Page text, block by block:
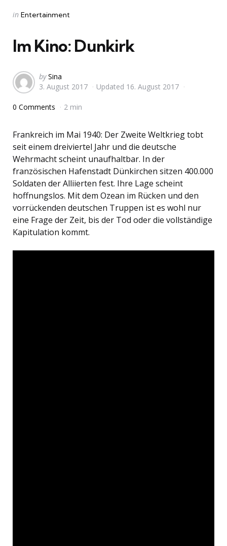
Categories
Posted
in Entertainment
Im Kino: Dunkirk
Posted
by
by Sina
3. August 2017
Updated 16. August 2017
0 Comments 2 min
Frankreich im Mai 1940: Der Zweite Weltkrieg tobt
seit einem dreiviertel Jahr und die deutsche
Wehrmacht scheint unaufhaltbar. In der
französischen Hafenstadt Dünkirchen sitzen 400.000
Soldaten der Alliierten fest. Ihre Lage scheint
hoffnungslos. Mit dem Ozean im Rücken und den
vorrückenden deutschen Truppen ist es wohl nur
eine Frage der Zeit, bis der Tod oder die vollständige
Kapitulation kommt.